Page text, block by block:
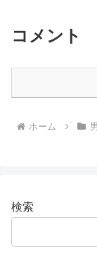
コメント
ホーム
検索